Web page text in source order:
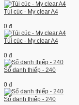
Túi cúc - My clear A4
0 đ
Túi cúc - My clear A4
0 đ
Sổ danh thiếp - 240
0 đ
Sổ danh thiếp - 240